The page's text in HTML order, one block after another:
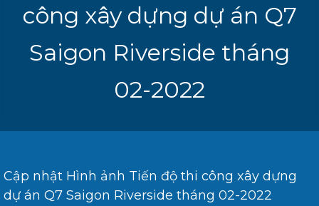
công xây dựng dự án Q7
Saigon Riverside tháng
02-2022
Cập nhật Hình ảnh Tiến độ thi công xây dựng
dự án Q7 Saigon Riverside tháng 02-2022